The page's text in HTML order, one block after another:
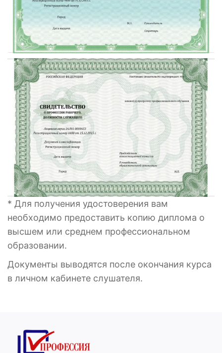
* Для получения удостоверения вам
необходимо предоставить копию диплома о
высшем или среднем профессиональном
образовании.
Документы выводятся после окончания курса
в личном кабинете слушателя.